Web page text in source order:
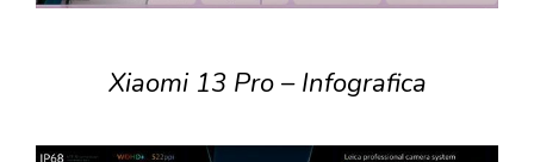
Xiaomi 13 Pro – Infografica